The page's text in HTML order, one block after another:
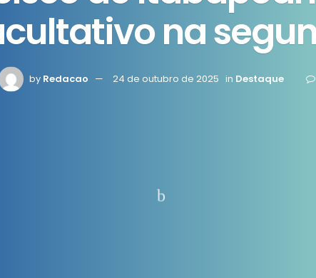
na
by Redacao 24 de outubro de 2025 in Destaque